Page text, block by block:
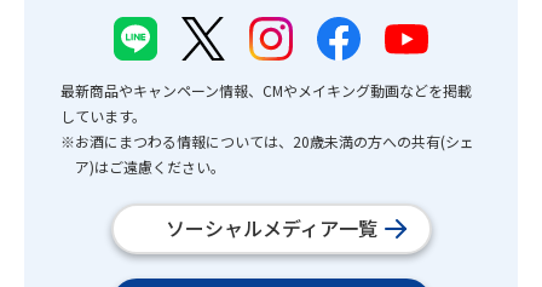
最新商品やキャンペーン情報、CMやメイキング動画などを掲載
しています。
※お酒にまつわる情報については、20歳未満の方への共有(シェ
ア)はご遠慮ください。
ソーシャルメディア一覧